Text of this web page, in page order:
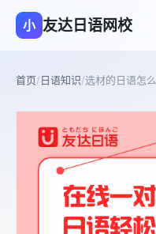
小 友达日语网校
首页/日语知识/选材的日语怎